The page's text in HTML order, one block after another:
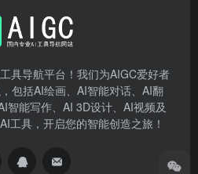
具导航平台！我们为AIGC爱好者
包括AI绘画、AI智能对话、AI翻
智能写作、AI 3D设计、AI视频及
工具，开启您的智能创造之旅！